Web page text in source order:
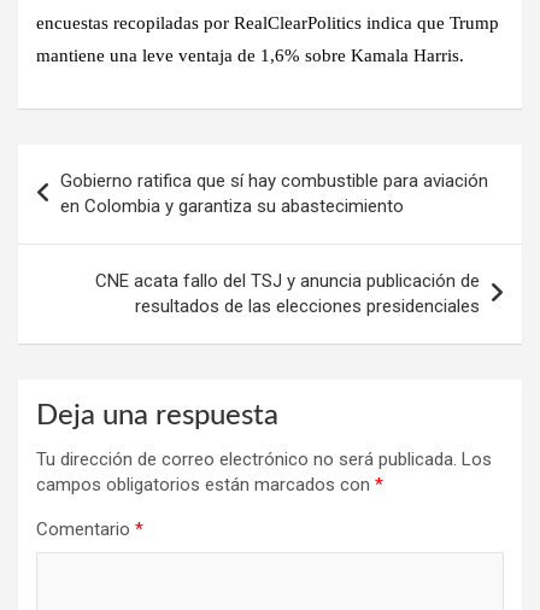
encuestas recopiladas por RealClearPolitics indica que Trump
mantiene una leve ventaja de 1,6% sobre Kamala Harris.
de
entradas
Gobierno ratifica que sí hay combustible para aviación
en Colombia y garantiza su abastecimiento
CNE acata fallo del TSJ y anuncia publicación de
resultados de las elecciones presidenciales
Deja una respuesta
Tu dirección de correo electrónico no será publicada. Los
campos obligatorios están marcados con *
Comentario *